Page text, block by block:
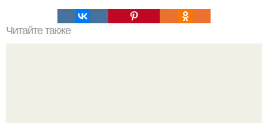
Читайте также